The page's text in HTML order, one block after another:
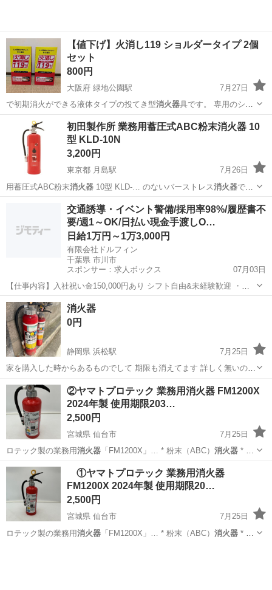
【値下げ】火消し119 ショルダータイプ 2個
セット
800円
大阪府 緑地公園駅
7月27日
で初期消火ができる液体タイプの投てき型消火器具です。 専用のショ
ルダーカバー付きで…
豊中市 緑地公園駅 防災、セキュリティ
初田製作所 業務用蓄圧式ABC粉末消火器 10
型 KLD-10N
3,200円
東京都 月島駅
7月26日
用蓄圧式ABC粉末消火器10型 KLD-… のないバーストレス消火器で
す。 使用方法 …
月島駅 防災、セキュリティ 消火器
交通誘導・イベント警備/採用率98%/履歴書不
要/週1～OK/日払い現金手渡しO…
日給1万円～1万3,000円
有限会社ドルフィン
千葉県 市川市
スポンサー：求人ボックス
07月03日
【仕事内容】入社祝い金150,000円あり シフト自由&未経験歓迎
・直
行直帰OK ・一部車・自転車・バイク通勤OK ・週1～OK ・日払い・
週払いOK、現金手渡しも可能です! <仕事内容> 建築・土木工事現場
で...
アルバイト・パート
消火器
0円
静岡県 浜松駅
7月25日
家を購入した時からあるものでして 期限も消えてます 詳しく無いので
画像を見て判断して頂くか 実物を見に来てください！ 譲り先が見つか
らない場合は 処分先に持って行きます！
静岡 浜松市 浜松駅 その他 消火器
②ヤマトプロテック 業務用消火器 FM1200X
2024年製 使用期限203…
2,500円
宮城県 仙台市
7月25日
ロテック製の業務用消火器「FM1200X」… * 粉末（ABC） 消火器* 4
型 * 2…
宮城 仙台市 防災、セキュリティ 消火器
①ヤマトプロテック 業務用消火器
FM1200X 2024年製 使用期限20…
2,500円
宮城県 仙台市
7月25日
ロテック製の業務用消火器「FM1200X」… * 粉末（ABC） 消火器* 4